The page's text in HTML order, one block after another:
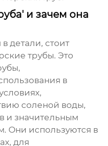
и зачем она
детали, стоит
трубы. Это
в
соленой воды,
и значительным
Они используются в
для